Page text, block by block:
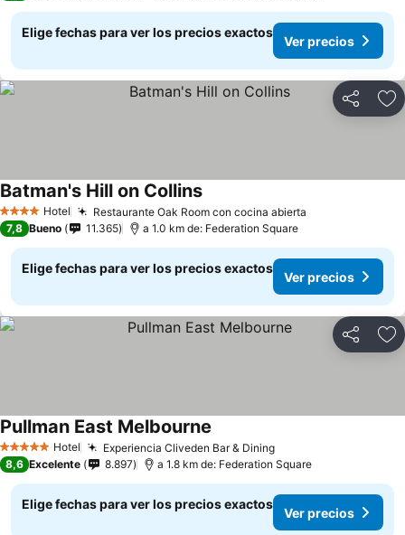
Elige fechas para ver los precios exactos
Ver precios
Compartir
4 EstrellasHotel Restaurante Oak Room con cocina abierta
Batman's Hill on Collins
7,8 Bueno 11.365 a 1.0 km de: Federation Square
Elige fechas para ver los precios exactos
Ver precios
Compartir
5 Estrellas Hotel Experiencia Cliveden Bar & Dining
Pullman East Melbourne
8,6 Excelente 8.897 a 1.8 km de: Federation Square
Elige fechas para ver los precios exactos
Ver precios